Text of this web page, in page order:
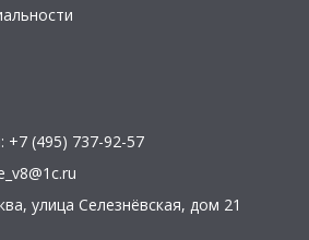
+7 (495) 737-92-57
, улица Селезнёвская, дом 21